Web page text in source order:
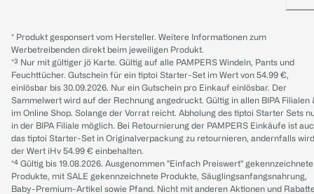
* Produkt gesponsert vom Hersteller. Weitere Informationen zum
Werbetreibenden direkt beim jeweiligen Produkt.
*³ Nur mit gültiger jö Karte. Gültig auf alle PAMPERS Windeln, Pants und
Feuchttücher. Gutschein für ein tiptoi Starter-Set im Wert von 54.99 €,
einlösbar bis 30.09.2026. Nur ein Gutschein pro Einkauf einlösbar. Der
Sammelwert wird auf der Rechnung angedruckt. Gültig in allen BIPA Filialen
im Online Shop. Solange der Vorrat reicht. Abholung des tiptoi Starter Sets
in der BIPA Filiale möglich. Bei Retournierung der PAMPERS Einkäufe ist
das tiptoi Starter-Set in Originalverpackung zu retournieren, andernfalls wird
der Wert iHv 54.99 € einbehalten.
*⁴ Gültig bis 19.08.2026. Ausgenommen "Einfach Preiswert" gekennzeichnete
Produkte, mit SALE gekennzeichnete Produkte, Säuglingsanfangsnahrung,
Baby-Premium-Artikel sowie Pfand. Nicht mit anderen Aktionen und